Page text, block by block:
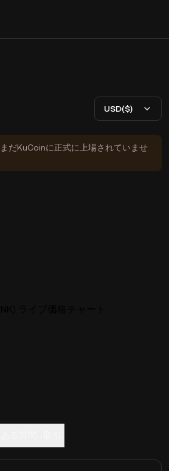
USD($)
だKuCoinに正式に上場されていませ